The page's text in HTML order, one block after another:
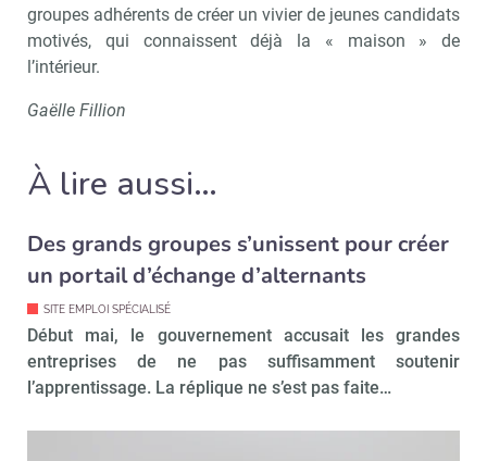
groupes adhérents de créer un vivier de jeunes candidats
motivés, qui connaissent déjà la « maison » de
l’intérieur.
Gaëlle Fillion
À lire aussi…
Des grands groupes s’unissent pour créer
un portail d’échange d’alternants
SITE EMPLOI SPÉCIALISÉ
Début mai, le gouvernement accusait les grandes
entreprises de ne pas suffisamment soutenir
l’apprentissage. La réplique ne s’est pas faite…
Non merci, je reçois déjà
!
Je déciderai plus
tard